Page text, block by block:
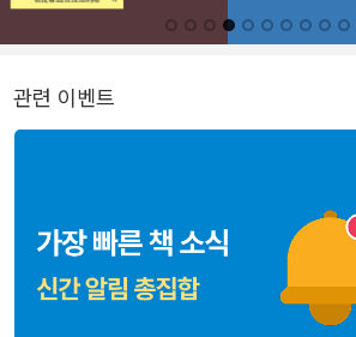
관련 이벤트